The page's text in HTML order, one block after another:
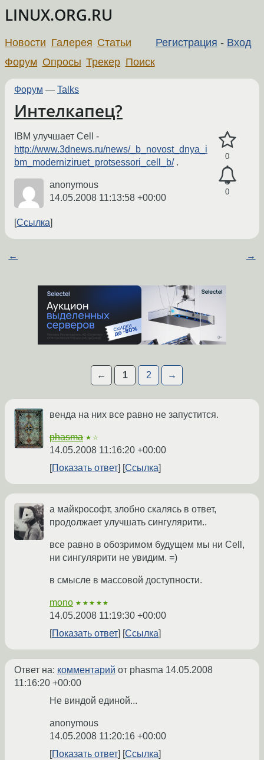
LINUX.ORG.RU
Регистрация - Вход
Новости Галерея Статьи
Форум Опросы Трекер Поиск
Форум — Talks
Интелкапец?
0
0
IBM улучшает Cell -
http://www.3dnews.ru/news/_b_novost_dnya_i
bm_moderniziruet_protsessori_cell_b/.
anonymous
14.05.2008 11:13:58 +00:00
Ссылка
← →
← 1 2 →
венда на них все равно не запустится.
phasma ★☆
14.05.2008 11:16:20 +00:00
Показать ответ
Ссылка
а майкрософт, злобно скалясь в ответ,
продолжает улучшать сингулярити..
все равно в обозримом будущем мы ни Cell,
ни сингулярити не увидим. =)
в смысле в массовой доступности.
mono ★★★★★
14.05.2008 11:19:30 +00:00
Показать ответ
Ссылка
Ответ на: комментарий от phasma 14.05.2008
11:16:20 +00:00
Не виндой единой...
anonymous
14.05.2008 11:20:16 +00:00
Показать ответ
Ссылка